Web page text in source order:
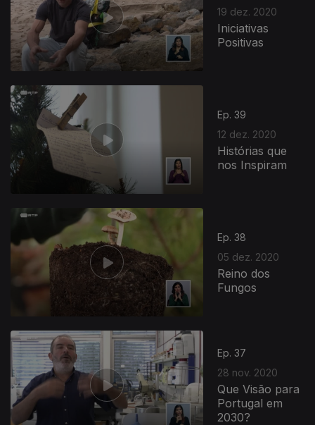
19 dez. 2020
Iniciativas
Positivas
Ep. 39
12 dez. 2020
Histórias que
nos Inspiram
Ep. 38
05 dez. 2020
Reino dos
Fungos
Ep. 37
28 nov. 2020
Que Visão para
Portugal em
2030?